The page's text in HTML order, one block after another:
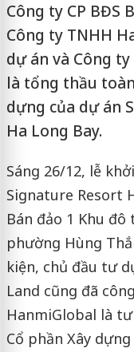
Công ty CP BĐS
Công ty TNHH
dự án và Công
là tổng thầu toàn
dựng của dự án
Ha Long Bay.
Sáng 26/12, lễ
Signature Resort
Bán đảo 1 Khu đô
phường Hùng
kiện, chủ đầu tư
Land cũng đã
HanmiGlobal là
Cổ phần Xây